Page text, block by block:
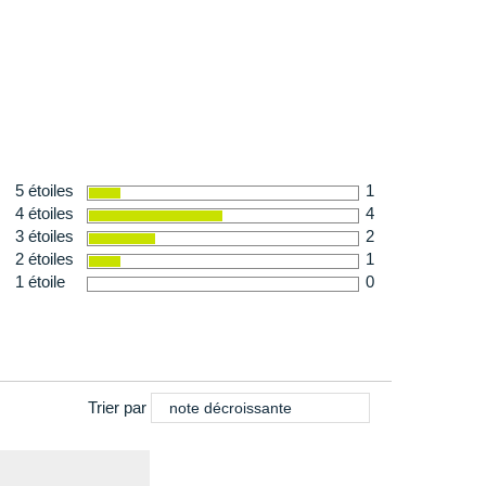
g en taille 42
sorties outdoor !
5 étoiles
1
4 étoiles
4
3 étoiles
2
2 étoiles
1
1 étoile
0
Trier par note décroissante